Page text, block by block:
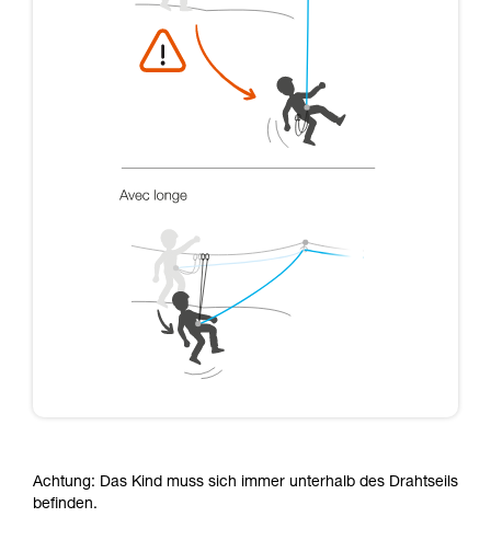
Achtung: Das Kind muss sich immer unterhalb des Drahtseils
befinden.